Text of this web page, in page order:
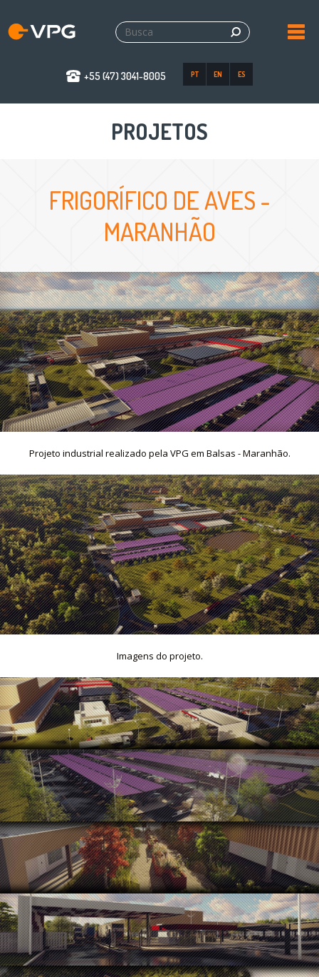
+55 (47) 3041-8005 PT EN ES
PROJETOS
FRIGORÍFICO DE AVES -
MARANHÃO
Projeto industrial realizado pela VPG em Balsas - Maranhão.
Imagens do projeto.